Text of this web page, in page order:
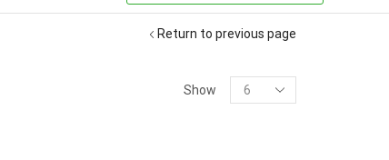
Return to previous page
Show